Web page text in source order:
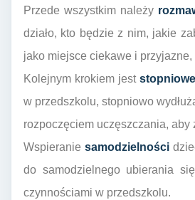
Przede wszystkim należy
działo, kto będzie z nim, jakie
jako miejsce ciekawe i
Kolejnym krokiem jest
w przedszkolu, stopniowo
rozpoczęciem uczęszczania, aby
Wspieraniesamodzielności
do samodzielnego ubierania
czynnościami w przedszkolu.